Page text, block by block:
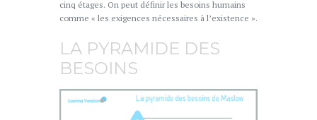
cinq étages. On peut définir les besoins humains
comme « les exigences nécessaires à l’existence ».
LA PYRAMIDE DES
BESOINS